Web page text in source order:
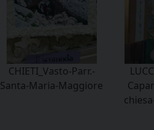
CHIETI_Vasto-Parr.-
Santa-Maria-Maggiore